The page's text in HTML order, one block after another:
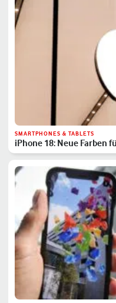
SMARTPHONES & TABLETS
iPhone 18: Neue Farben